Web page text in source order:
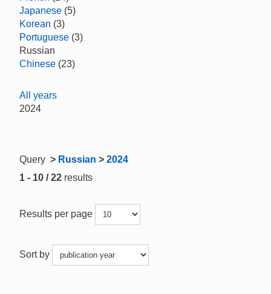
Japanese (5)
Korean (3)
Portuguese (3)
Russian
Chinese (23)
All years
2024
Query > Russian > 2024
1 - 10 / 22 results
Results per page
Sort by